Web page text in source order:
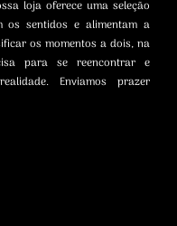
loja oferece uma seleção
os sentidos e alimentam a
os momentos a dois, na
para se reencontrar e
Enviamos prazer